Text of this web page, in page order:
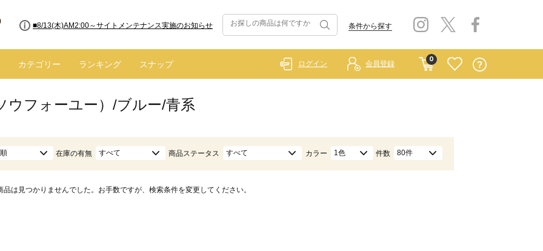
■8/13(木)AM2:00～サイトメンテナンス実施のお知らせ 条件から探す
カテゴリー ランキング スナップ
0
ログイン 会員登録
ウフォーユー）/ブルー/青系
在庫の有無 すべて 商品ステータス すべて カラー 1色 件数 80件
品は見つかりませんでした。お手数ですが、検索条件を変更してください。